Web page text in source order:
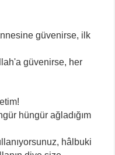
güvenirse, ilk
güvenirse, her
hüngür ağladığım
hâlbuki